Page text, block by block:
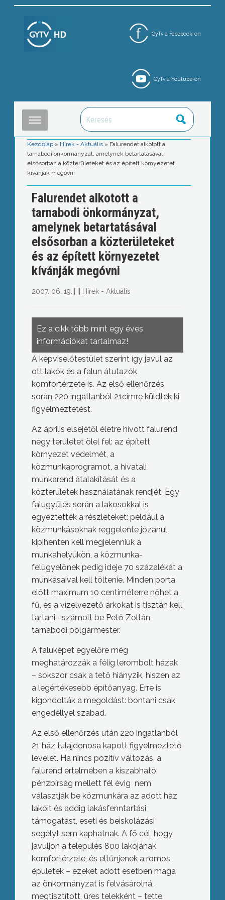
GyTv a Facebook-on
GyTv a Youtube-on
Kezdőlap » Hírek - Aktuális » Falurendet alkotott a
tarnabodi önkormányzat, amelynek betartatásával
elsősorban a közterületeket és az épített környezetet
kívánják megóvni
Falurendet alkotott a
tarnabodi önkormányzat,
amelynek betartatásával
elsősorban a közterületeket
és az épített környezetet
kívánják megóvni
2007. 06. 19. Hírek - Aktuális
Ez a cikk több mint egy éves
információkat tartalmaz!
A képviselőtestület szerint így javul az
ott lakók és a falun átutazók
komfortérzete is. Az első ellenőrzés
során 220 ingatlanból 21címre küldtek ki
figyelmeztetést.
Az április elsejétől életre hívott falurend
négy területet ölel fel: az épített
környezet védelmét, a
közmunkaprogramot, a hivatali
munkarend átalakítását és a
közterületek használatának rendjét. Egy
falugyűlés során a lakosokkal is
egyeztették a részleteket: például a
közmunkásoknak reggelente józanul,
kipihenten kell megjelenniük a
munkahelyükön, a közmunka-
felügyelőnek pedig ideje 70 százalékát a
munkásaival kell töltenie. Minden porta
előtt maximum 10 centiméterre nőhet a
fű, és a vízelvezető árkokat is tisztán kell
tartani –számolt be Pető Zoltán
tarnabodi polgármester.
A faluképet egyelőre még
meghatározzák a félig lerombolt házak
– sokszor csak a tető hiányzik, hiszen az
a legértékesebb építőanyag. Erre is
kigondolták a megoldást: bontani csak
engedéllyel szabad.
Az első ellenőrzés után 220 ingatlanból
21 ház tulajdonosa kapott figyelmeztető
levelet. Ha nincs pozitív változás, a
falurend értelmében a kiszabható
pénzbírság mellett fél évig nem
választják be közmunkára az adott ház
lakóit és addig lakásfenntartási
támogatást, eseti és beiskolázási
segélyt sem kaphatnak. A fő cél, hogy
javuljon a település 800 lakójának
komfortérzete, és eltűnjenek a romos
épületek – ezeket adott esetben maga
az önkormányzat is felvásárolná,
megtisztított, üres telekként – tette